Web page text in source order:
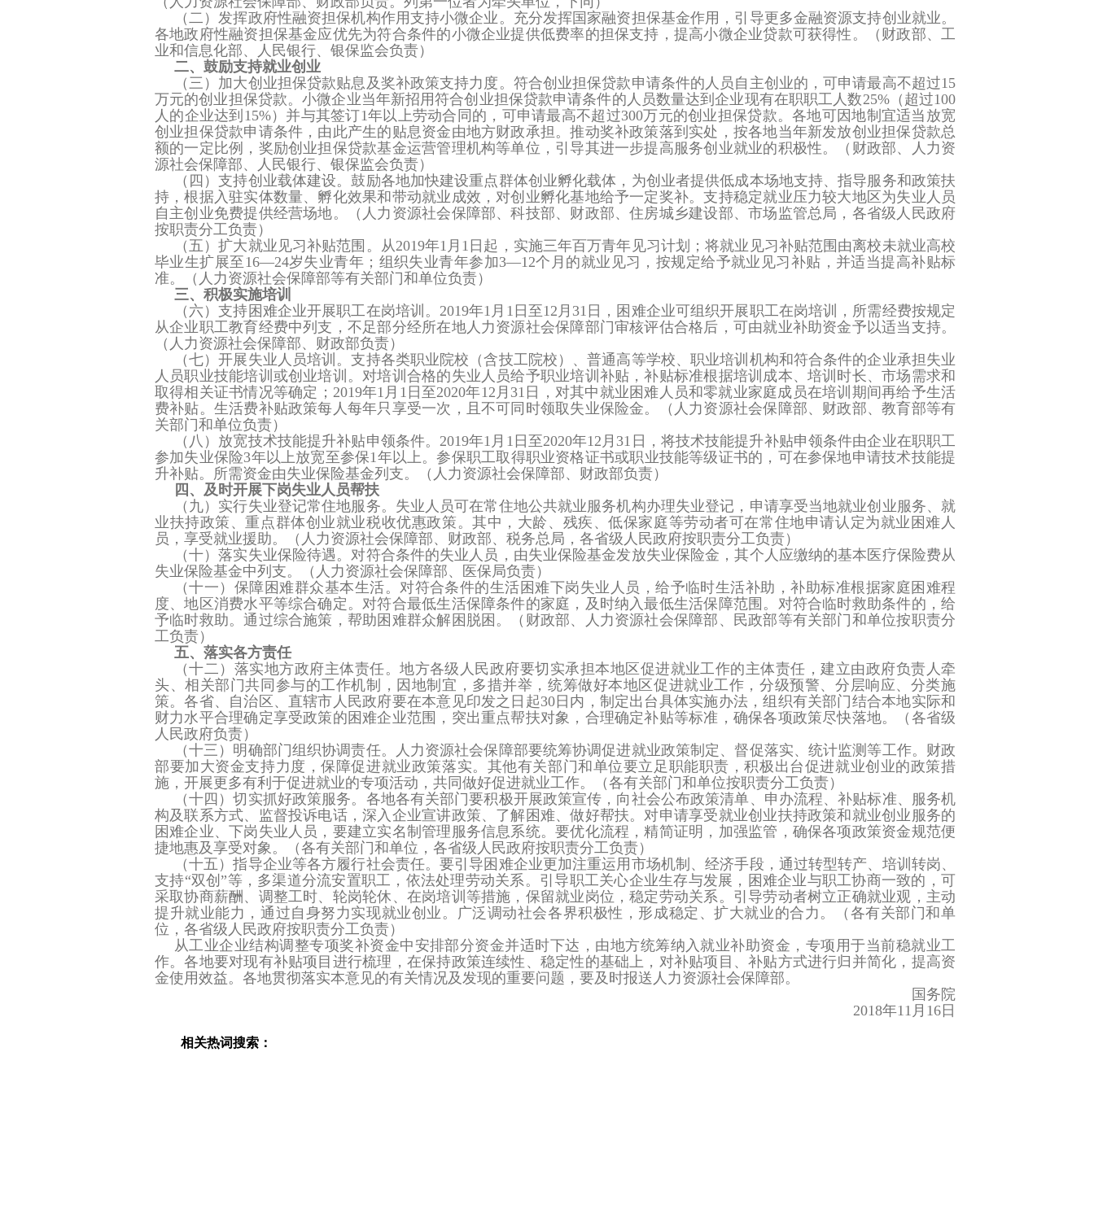
（二）发挥政府性融资担保机构作用支持小微企业。 充分发挥国家融资担保基金作用，引导更多金融资源支持创业就业。
各地政府性融资担保基金应优先为符合条件的小微企业提供低费率的担保支持，提高小微企业贷款可获得性。
（财政部、工
业和信息化部、人民银行、银保监会负责）
二、鼓励支持就业创业
（三）加大创业担保贷款贴息及奖补政策支持力度。 符合创业担保贷款申请条件的人员自主创业的，可申请最高不超过15
万元的创业担保贷款。小微企业当年新招用符合创业担保贷款申请条件的人员数量达到企业现有在职职工人数25%（超过100
人的企业达到15%）并与其签订1年以上劳动合同的，可申请最高不超过300万元的创业担保贷款。各地可因地制宜适当放宽
创业担保贷款申请条件，由此产生的贴息资金由地方财政承担。推动奖补政策落到实处，按各地当年新发放创业担保贷款总
额的一定比例，奖励创业担保贷款基金运营管理机构等单位，引导其进一步提高服务创业就业的积极性。
（财政部、人力资
源社会保障部、人民银行、银保监会负责）
（四）支持创业载体建设。 鼓励各地加快建设重点群体创业孵化载体，为创业者提供低成本场地支持、指导服务和政策扶
持，根据入驻实体数量、孵化效果和带动就业成效，对创业孵化基地给予一定奖补。支持稳定就业压力较大地区为失业人员
自主创业免费提供经营场地。
（人力资源社会保障部、科技部、财政部、住房城乡建设部、市场监管总局，各省级人民政府
按职责分工负责）
（五）扩大就业见习补贴范围。
从2019年1月1日起，实施三年百万青年见习计划；将就业见习补贴范围由离校未就业高校
毕业生扩展至16—24岁失业青年；组织失业青年参加3—12个月的就业见习，按规定给予就业见习补贴，并适当提高补贴标
准。
（人力资源社会保障部等有关部门和单位负责）
三、积极实施培训
（六）支持困难企业开展职工在岗培训。 2019年1月1日至12月31日，困难企业可组织开展职工在岗培训，所需经费按规定
从企业职工教育经费中列支，不足部分经所在地人力资源社会保障部门审核评估合格后，可由就业补助资金予以适当支持。
（人力资源社会保障部、财政部负责）
（七）开展失业人员培训。支持各类职业院校（含技工院校）、普通高等学校、职业培训机构和符合条件的企业承担失业
人员职业技能培训或创业培训。对培训合格的失业人员给予职业培训补贴，补贴标准根据培训成本、培训时长、市场需求和
取得相关证书情况等确定；2019年1月1日至2020年12月31日，对其中就业困难人员和零就业家庭成员在培训期间再给予生活
费补贴。生活费补贴政策每人每年只享受一次，且不可同时领取失业保险金。
（人力资源社会保障部、财政部、教育部等有
关部门和单位负责）
（八）放宽技术技能提升补贴申领条件。 2019年1月1日至2020年12月31日，将技术技能提升补贴申领条件由企业在职职工
参加失业保险3年以上放宽至参保1年以上。参保职工取得职业资格证书或职业技能等级证书的，可在参保地申请技术技能提
升补贴。所需资金由失业保险基金列支。
（人力资源社会保障部、财政部负责）
四、及时开展下岗失业人员帮扶
（九）实行失业登记常住地服务。 失业人员可在常住地公共就业服务机构办理失业登记，申请享受当地就业创业服务、就
业扶持政策、重点群体创业就业税收优惠政策。其中，大龄、残疾、低保家庭等劳动者可在常住地申请认定为就业困难人
员，享受就业援助。
（人力资源社会保障部、财政部、税务总局，各省级人民政府按职责分工负责）
（十）落实失业保险待遇。 对符合条件的失业人员，由失业保险基金发放失业保险金，其个人应缴纳的基本医疗保险费从
失业保险基金中列支。
（人力资源社会保障部、医保局负责）
（十一）保障困难群众基本生活。 对符合条件的生活困难下岗失业人员，给予临时生活补助，补助标准根据家庭困难程
度、地区消费水平等综合确定。对符合最低生活保障条件的家庭，及时纳入最低生活保障范围。对符合临时救助条件的，给
予临时救助。通过综合施策，帮助困难群众解困脱困。
（财政部、人力资源社会保障部、民政部等有关部门和单位按职责分
工负责）
五、落实各方责任
（十二）落实地方政府主体责任。地方各级人民政府要切实承担本地区促进就业工作的主体责任，建立由政府负责人牵
头、相关部门共同参与的工作机制，因地制宜，多措并举，统筹做好本地区促进就业工作，分级预警、分层响应、分类施
策。各省、自治区、直辖市人民政府要在本意见印发之日起30日内，制定出台具体实施办法，组织有关部门结合本地实际和
财力水平合理确定享受政策的困难企业范围，突出重点帮扶对象，合理确定补贴等标准，确保各项政策尽快落地。
（各省级
人民政府负责）
（十三）明确部门组织协调责任。
人力资源社会保障部要统筹协调促进就业政策制定、督促落实、统计监测等工作。财政
部要加大资金支持力度，保障促进就业政策落实。其他有关部门和单位要立足职能职责，积极出台促进就业创业的政策措
施，开展更多有利于促进就业的专项活动，共同做好促进就业工作。
（各有关部门和单位按职责分工负责）
（十四）切实抓好政策服务。 各地各有关部门要积极开展政策宣传，向社会公布政策清单、申办流程、补贴标准、服务机
构及联系方式、监督投诉电话，深入企业宣讲政策、了解困难、做好帮扶。对申请享受就业创业扶持政策和就业创业服务的
困难企业、下岗失业人员，要建立实名制管理服务信息系统。要优化流程，精简证明，加强监管，确保各项政策资金规范便
捷地惠及享受对象。
（各有关部门和单位，各省级人民政府按职责分工负责）
（十五）指导企业等各方履行社会责任。要引导困难企业更加注重运用市场机制、经济手段，通过转型转产、培训转岗、
支持“双创”等，多渠道分流安置职工，依法处理劳动关系。引导职工关心企业生存与发展，困难企业与职工协商一致的，可
采取协商薪酬、调整工时、轮岗轮休、在岗培训等措施，保留就业岗位，稳定劳动关系。引导劳动者树立正确就业观，主动
提升就业能力，通过自身努力实现就业创业。广泛调动社会各界积极性，形成稳定、扩大就业的合力。
（各有关部门和单
位，各省级人民政府按职责分工负责）
从工业企业结构调整专项奖补资金中安排部分资金并适时下达，由地方统筹纳入就业补助资金，专项用于当前稳就业工
作。各地要对现有补贴项目进行梳理，在保持政策连续性、稳定性的基础上，对补贴项目、补贴方式进行归并简化，提高资
金使用效益。各地贯彻落实本意见的有关情况及发现的重要问题，要及时报送人力资源社会保障部。
国务院
2018年11月16日
相关热词搜索：